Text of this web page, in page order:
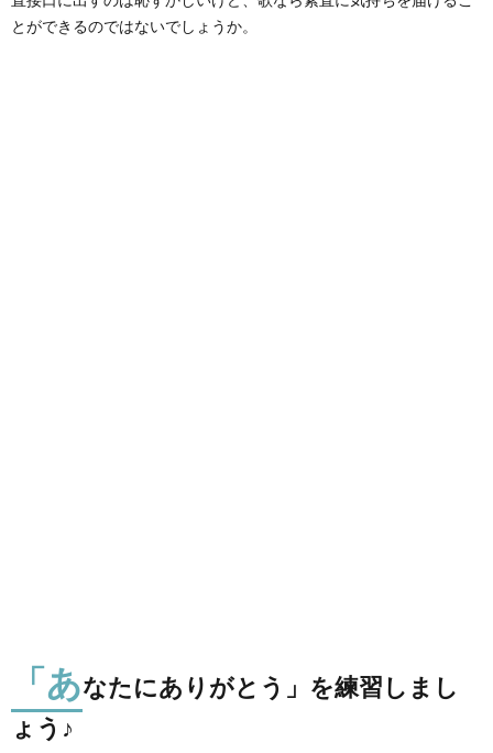
とができるのではないでしょうか。
「あなたにありがとう」を練習しまし
ょう♪